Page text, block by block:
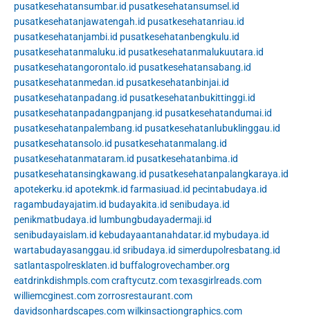
pusatkesehatansumbar.id pusatkesehatansumsel.id
pusatkesehatanjawatengah.id pusatkesehatanriau.id
pusatkesehatanjambi.id pusatkesehatanbengkulu.id
pusatkesehatanmaluku.id pusatkesehatanmalukuutara.id
pusatkesehatangorontalo.id pusatkesehatansabang.id
pusatkesehatanmedan.id pusatkesehatanbinjai.id
pusatkesehatanpadang.id pusatkesehatanbukittinggi.id
pusatkesehatanpadangpanjang.id pusatkesehatandumai.id
pusatkesehatanpalembang.id pusatkesehatanlubuklinggau.id
pusatkesehatansolo.id pusatkesehatanmalang.id
pusatkesehatanmataram.id pusatkesehatanbima.id
pusatkesehatansingkawang.id pusatkesehatanpalangkaraya.id
apotekerku.id apotekmk.id farmasiuad.id pecintabudaya.id
ragambudayajatim.id budayakita.id senibudaya.id
penikmatbudaya.id lumbungbudayadermaji.id
senibudayaislam.id kebudayaantanahdatar.id mybudaya.id
wartabudayasanggau.id sribudaya.id simerdupolresbatang.id
satlantaspolresklaten.id buffalogrovechamber.org
eatdrinkdishmpls.comcraftycutz.comtexasgirlreads.com
williemcginest.comzorrosrestaurant.com
davidsonhardscapes.comwilkinsactiongraphics.com